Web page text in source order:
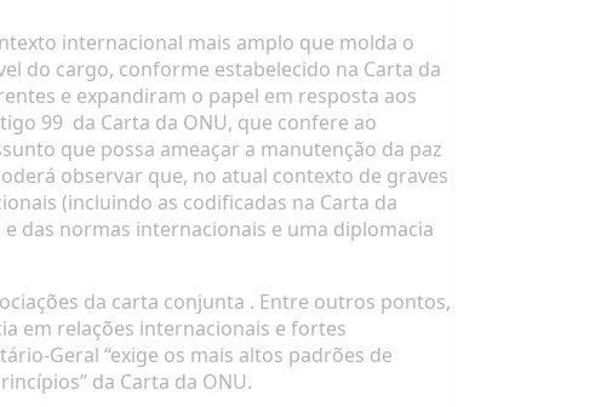
internacional mais amplo que molda o
do cargo, conforme estabelecido na Carta da
e expandiram o papel em resposta aos
99 da Carta da ONU, que confere ao
que possa ameaçar a manutenção da paz
observar que, no atual contexto de graves
(incluindo as codificadas na Carta da
das normas internacionais e uma diplomacia
da carta conjunta . Entre outros pontos,
em relações internacionais e fortes
Geral “exige os mais altos padrões de
da Carta da ONU.